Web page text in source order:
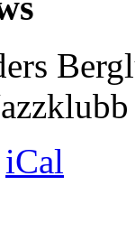
iCal